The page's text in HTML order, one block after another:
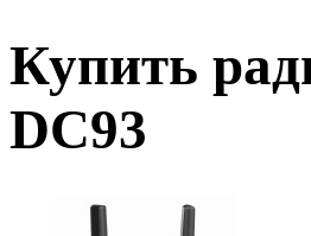
Купить
DC93